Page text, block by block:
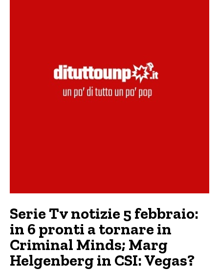
Serie Tv notizie 5 febbraio:
in 6 pronti a tornare in
Criminal Minds; Marg
Helgenberg in CSI: Vegas?